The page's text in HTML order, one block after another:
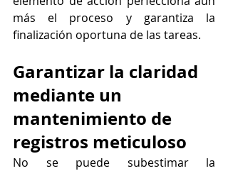
más el proceso y garantiza la
finalización oportuna de las tareas.
Garantizar la claridad
mediante un
mantenimiento de
registros meticuloso
No se puede subestimar la